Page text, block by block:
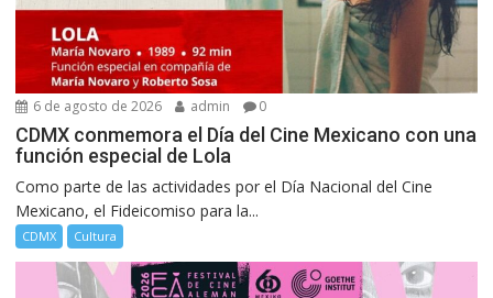
6 de agosto de 2026 admin 0
CDMX conmemora el Día del Cine Mexicano con una
función especial de Lola
Como parte de las actividades por el Día Nacional del Cine
Mexicano, el Fideicomiso para la...
CDMX Cultura